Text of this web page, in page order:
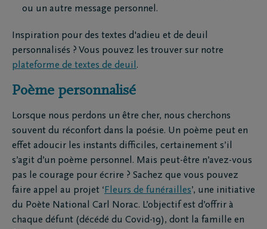
ou un autre message personnel.
Inspiration pour des textes d'adieu et de deuil
personnalisés ? Vous pouvez les trouver sur notre
plateforme de textes de deuil.
Poème personnalisé
Lorsque nous perdons un être cher, nous cherchons
souvent du réconfort dans la poésie. Un poème peut en
effet adoucir les instants difficiles, certainement s’il
s’agit d’un poème personnel. Mais peut-être n’avez-vous
pas le courage pour écrire ? Sachez que vous pouvez
faire appel au projet ‘Fleurs de funérailles’, une initiative
du Poète National Carl Norac. L’objectif est d’offrir à
chaque défunt (décédé du Covid-19), dont la famille en